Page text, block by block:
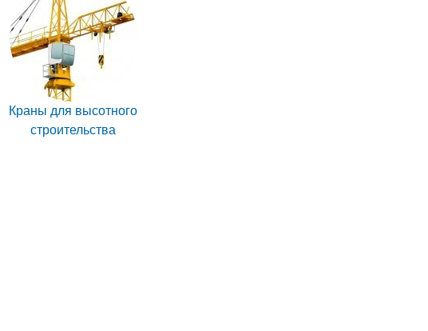
Краны для высотного
строительства